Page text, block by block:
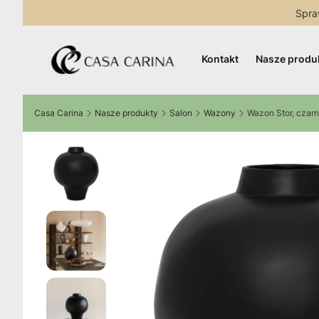
Kontakt Nasze
Casa Carina Nasze produkty Salon Wazony Wazon Stor,